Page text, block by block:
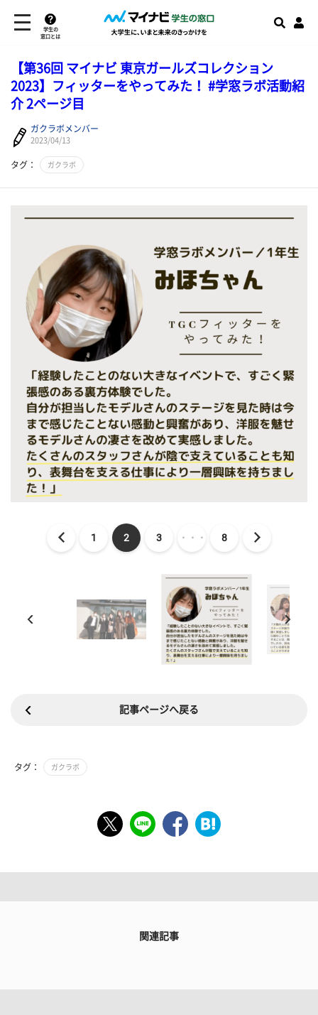
学生の
窓口とは
【第36回 マイナビ 東京ガールズコレクション
2023】フィッターをやってみた！ #学窓ラボ活動紹
介 2ページ目
ガクラボメンバー
2023/04/13
タグ： ガクラボ
1 2 3 ・・・ 8
記事ページへ戻る
タグ： ガクラボ
関連記事